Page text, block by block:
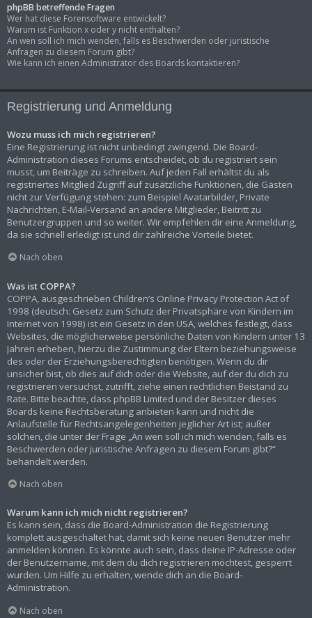
phpBB betreffende Fragen
Wer hat diese Forensoftware entwickelt?
Warum ist Funktion x oder y nicht enthalten?
An wen soll ich mich wenden, falls es Beschwerden oder juristische
Anfragen zu diesem Forum gibt?
Wie kann ich einen Administrator des Boards kontaktieren?
Registrierung und Anmeldung
Wozu muss ich mich registrieren?
Eine Registrierung ist nicht unbedingt zwingend. Die Board-
Administration dieses Forums entscheidet, ob du registriert sein
musst, um Beiträge zu schreiben. Auf jeden Fall erhältst du als
registriertes Mitglied Zugriff auf zusätzliche Funktionen, die Gästen
nicht zur Verfügung stehen: zum Beispiel Avatarbilder, Private
Nachrichten, E-Mail-Versand an andere Mitglieder, Beitritt zu
Benutzergruppen und so weiter. Wir empfehlen dir eine Anmeldung,
da sie schnell erledigt ist und dir zahlreiche Vorteile bietet.
Nach oben
Was ist COPPA?
COPPA, ausgeschrieben Children’s Online Privacy Protection Act of
1998 (deutsch: Gesetz zum Schutz der Privatsphäre von Kindern im
Internet von 1998) ist ein Gesetz in den USA, welches festlegt, dass
Websites, die möglicherweise persönliche Daten von Kindern unter 13
Jahren erheben, hierzu die Zustimmung der Eltern beziehungsweise
des oder der Erziehungsberechtigten benötigen. Wenn du dir
unsicher bist, ob dies auf dich oder die Website, auf der du dich zu
registrieren versuchst, zutrifft, ziehe einen rechtlichen Beistand zu
Rate. Bitte beachte, dass phpBB Limited und der Besitzer dieses
Boards keine Rechtsberatung anbieten kann und nicht die
Anlaufstelle für Rechtsangelegenheiten jeglicher Art ist; außer
solchen, die unter der Frage „An wen soll ich mich wenden, falls es
Beschwerden oder juristische Anfragen zu diesem Forum gibt?“
behandelt werden.
Nach oben
Warum kann ich mich nicht registrieren?
Es kann sein, dass die Board-Administration die Registrierung
komplett ausgeschaltet hat, damit sich keine neuen Benutzer mehr
anmelden können. Es könnte auch sein, dass deine IP-Adresse oder
der Benutzername, mit dem du dich registrieren möchtest, gesperrt
wurden. Um Hilfe zu erhalten, wende dich an die Board-
Administration.
Nach oben